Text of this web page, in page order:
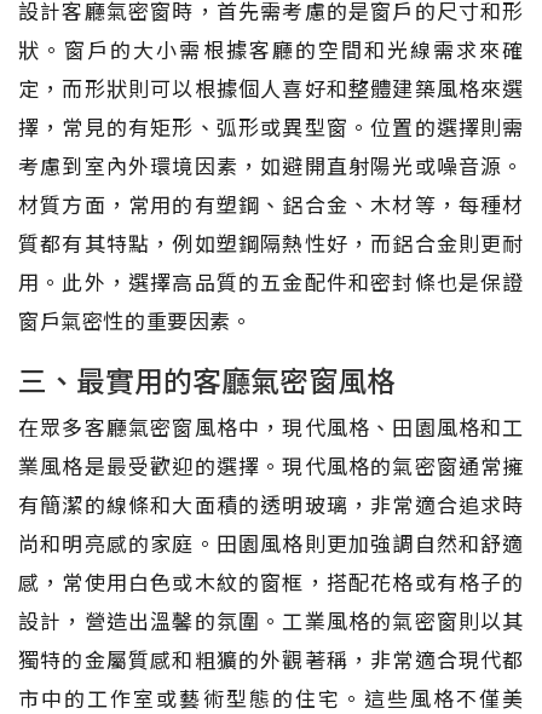
設計客廳氣密窗時，首先需考慮的是窗戶的尺寸和形
狀。窗戶的大小需根據客廳的空間和光線需求來確
定，而形狀則可以根據個人喜好和整體建築風格來選
擇，常見的有矩形、弧形或異型窗。位置的選擇則需
考慮到室內外環境因素，如避開直射陽光或噪音源。
材質方面，常用的有塑鋼、鋁合金、木材等，每種材
質都有其特點，例如塑鋼隔熱性好，而鋁合金則更耐
用。此外，選擇高品質的五金配件和密封條也是保證
窗戶氣密性的重要因素。
三、最實用的客廳氣密窗風格
在眾多客廳氣密窗風格中，現代風格、田園風格和工
業風格是最受歡迎的選擇。現代風格的氣密窗通常擁
有簡潔的線條和大面積的透明玻璃，非常適合追求時
尚和明亮感的家庭。田園風格則更加強調自然和舒適
感，常使用白色或木紋的窗框，搭配花格或有格子的
設計，營造出溫馨的氛圍。工業風格的氣密窗則以其
獨特的金屬質感和粗獷的外觀著稱，非常適合現代都
市中的工作室或藝術型態的住宅。這些風格不僅美